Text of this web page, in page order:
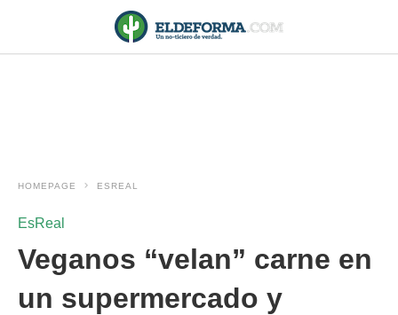
HOMEPAGE ESREAL
EsReal
Veganos “velan” carne en
un supermercado y